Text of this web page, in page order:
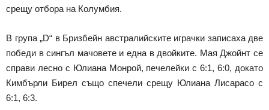
срещу отбора на Колумбия.
В група „D“ в Бризбейн австралийските играчки записаха две
победи в сингъл мачовете и една в двойките. Мая Джойнт се
справи лесно с Юлиана Монрой, печелейки с 6:1, 6:0, докато
Кимбърли Бирел също спечели срещу Юлиана Лисарасо с
6:1, 6:3.